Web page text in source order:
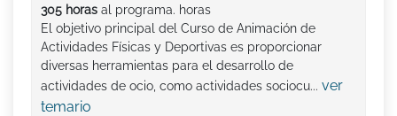
305 horas al programa. horas
El objetivo principal del Curso de Animación de
Actividades Físicas y Deportivas es proporcionar
diversas herramientas para el desarrollo de
actividades de ocio, como actividades sociocu... ver
temario